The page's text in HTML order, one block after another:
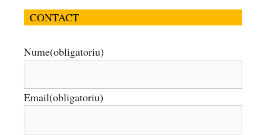
CONTACT
Nume(obligatoriu)
Email(obligatoriu)